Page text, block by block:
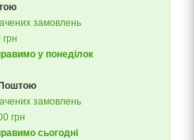
замовлень
грн
у понеділок
замовлень
грн
сьогодні